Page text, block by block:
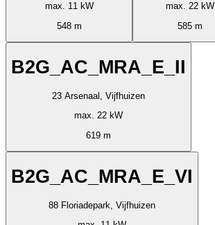
max. 11 kW
548 m
max. 22 kW
585 m
B2G_AC_MRA_E_II
23 Arsenaal, Vijfhuizen
max. 22 kW
619 m
B2G_AC_MRA_E_VI
88 Floriadepark, Vijfhuizen